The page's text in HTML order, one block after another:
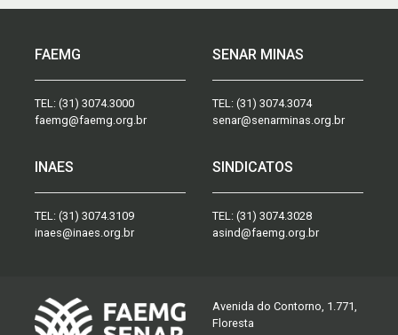
FAEMG
TEL: (31) 3074.3000
faemg@faemg.org.br
SENAR MINAS
TEL: (31) 3074.3074
senar@senarminas.org.br
INAES
TEL: (31) 3074.3109
inaes@inaes.org.br
SINDICATOS
TEL: (31) 3074.3028
asind@faemg.org.br
Avenida do Contorno, 1.771,
Floresta